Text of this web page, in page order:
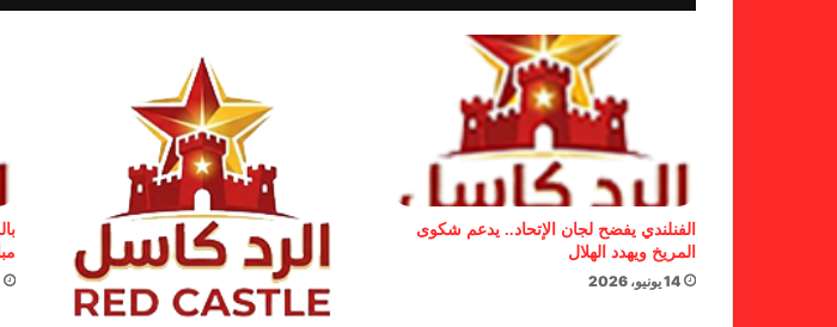
الفنلندي يفضح لجان الإتحاد.. يدعم شكوى
المريخ ويهدد الهلال
14 يونيو، 2026